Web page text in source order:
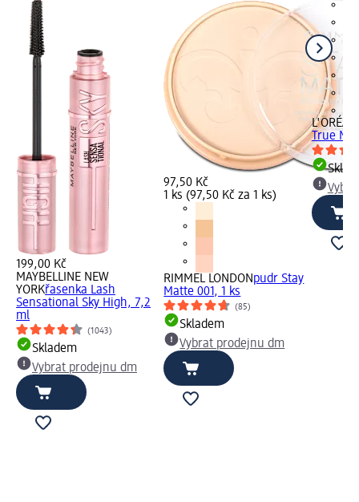
199,00 Kč
MAYBELLINE NEW
YORKřasenka Lash
Sensational Sky High, 7,2
ml
(1043)
Skladem
Vybrat prodejnu dm
97,50 Kč
1 ks (97,50 Kč za 1 ks)
RIMMEL LONDONpudr Stay
Matte 001, 1 ks
(85)
Skladem
Vybrat prodejnu dm
L'ORÉAL
True